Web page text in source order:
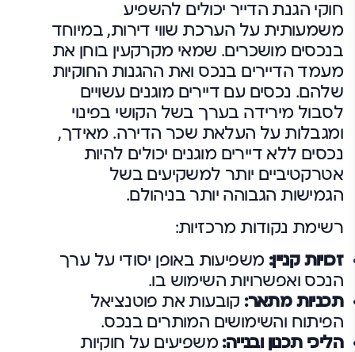
חוקי הגנת הדייר יכולים להשפיע
משמעותית על הערכת שווי דירות, במיוחד
בנכסים מושכרים. שמאי מקרקעין בוחן את
מעמד הדיירים בנכס ואת ההגנות החוקיות
שלהם. נכסים עם דיירים מוגנים עשויים
לסבול מירידה בערך בשל הקושי בפינוי
ומגבלות על העלאת שכר הדירה. מאידך,
נכסים ללא דיירים מוגנים יכולים להיות
אטרקטיביים יותר למשקיעים בשל
הגמישות הגבוהה יותר בניהולם.
רשימת נקודות מרכזיות:
זכויות קניין: משפיעות באופן יסודי על ערך
הנכס ואפשרויות השימוש בו.
תכניות מתאר: קובעות את פוטנציאל
הפיתוח והשימושים המותרים בנכס.
הליכי תכנון ובנייה: משפיעים על חוקיות